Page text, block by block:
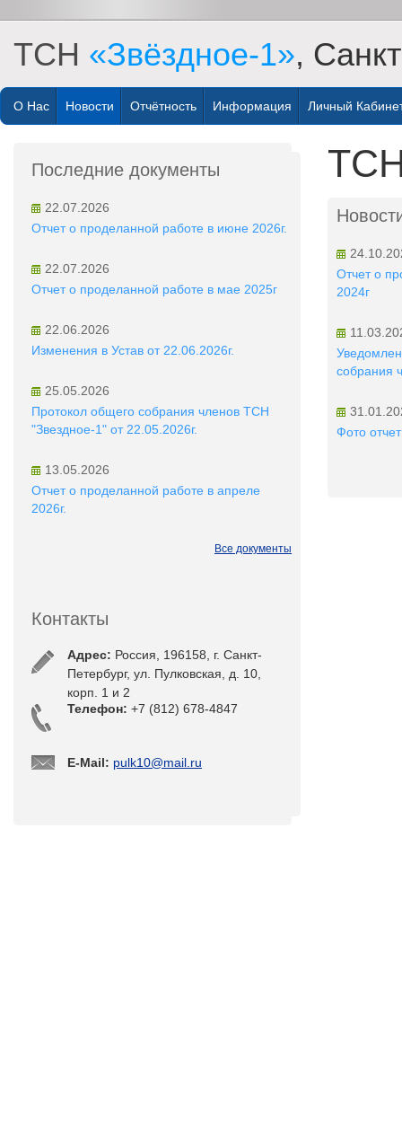
ТСН «Звёздное-1»,
О Нас Новости Отчётность Информация Личный
Последние документы
22.07.2026
Отчет о проделанной работе в июне 2026г.
22.07.2026
Отчет о проделанной работе в мае 2025г
22.06.2026
Изменения в Устав от 22.06.2026г.
25.05.2026
Протокол общего собрания членов ТСН
"Звездное-1" от 22.05.2026г.
13.05.2026
Отчет о проделанной работе в апреле
2026г.
Все документы
Контакты
Адрес: Россия, 196158, г. Санкт-
Петербург, ул. Пулковская, д. 10,
корп. 1 и 2
Телефон: +7 (812) 678-4847
E-Mail: pulk10@mail.ru
Отчет о
2024г
собрания
Фото